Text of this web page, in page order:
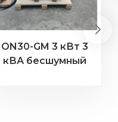
ON30-GM 3 кВт 3
кВА бесшумный